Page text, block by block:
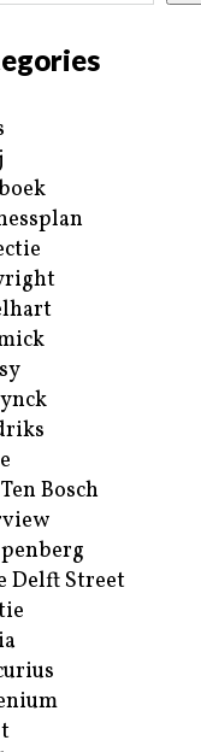
Bosch
Delft Street